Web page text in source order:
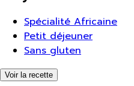
Spécialité Africaine
Petit déjeuner
Sans gluten
Voir la recette